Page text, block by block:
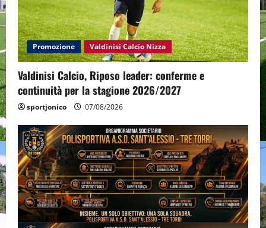
Promozione Valdinisi Calcio Nizza
Valdinisi Calcio, Riposo leader: conferme e
continuità per la stagione 2026/2027
sportjonico 07/08/2026